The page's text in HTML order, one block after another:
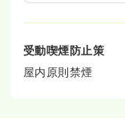
受動喫煙防止策
屋内原則禁煙